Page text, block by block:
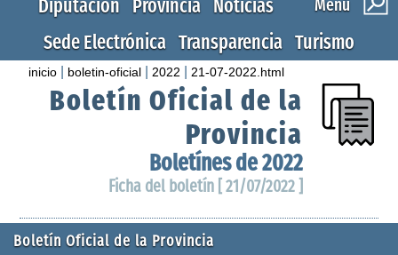
Menú
Diputación Provincia Noticias
Sede Electrónica Transparencia Turismo
inicio boletin-oficial 2022 21-07-2022.html
Boletín Oficial de la
Provincia
Boletínes de 2022
Ficha del boletín [ 21/07/2022 ]
Boletín Oficial de la Provincia